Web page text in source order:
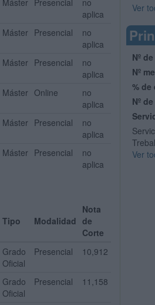
Máster Presencial
no
aplica
Máster Presencial
no
aplica
Máster Presencial
no
aplica
Máster Online
no
aplica
Máster Presencial
no
aplica
Máster Presencial
no
aplica
Tipo Modalidad
Nota
de
Corte
Grado
Oficial
Presencial 10,912
Grado
Oficial
Presencial 11,158
Ver
Nº
Nº
%
Nº
Ver